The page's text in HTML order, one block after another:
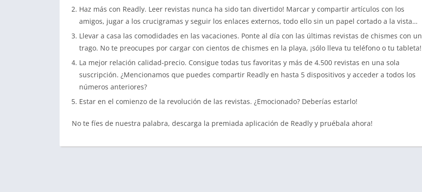
Haz más con Readly. Leer revistas nunca ha sido tan divertido! Marcar y compartir artículos con los
amigos, jugar a los crucigramas y seguir los enlaces externos, todo ello sin un papel cortado a la vista…
Llevar a casa las comodidades en las vacaciones. Ponte al día con las últimas revistas de chismes con un
trago. No te preocupes por cargar con cientos de chismes en la playa, ¡sólo lleva tu teléfono o tu tableta!
La mejor relación calidad-precio. Consigue todas tus favoritas y más de 4.500 revistas en una sola
suscripción. ¿Mencionamos que puedes compartir Readly en hasta 5 dispositivos y acceder a todos los
números anteriores?
Estar en el comienzo de la revolución de las revistas. ¿Emocionado? Deberías estarlo!
No te fíes de nuestra palabra, descarga la premiada aplicación de Readly y pruébala ahora!